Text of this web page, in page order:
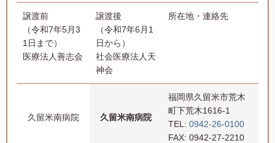
譲渡前
（令和7年5月3
1日まで）
医療法人善志会
譲渡後
（令和7年6月1
日から）
社会医療法人天
神会
所在地・連絡先
久留米南病院 久留米南病院
福岡県久留米市荒木
町下荒木1616-1
TEL: 0942-26-0100
FAX: 0942-27-2210